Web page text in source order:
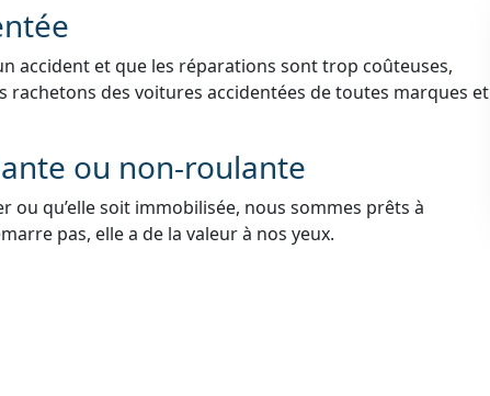
accident et que les réparations sont trop coûteuses,
rachetons des voitures accidentées de toutes marques et
ou non-roulante
qu’elle soit immobilisée, nous sommes prêts à
pas, elle a de la valeur à nos yeux.